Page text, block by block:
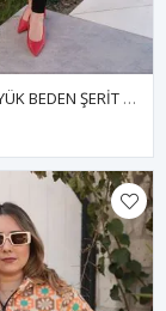
RENKTE BÜYÜK BEDEN ŞERİT DETAY SİYAH CEKET